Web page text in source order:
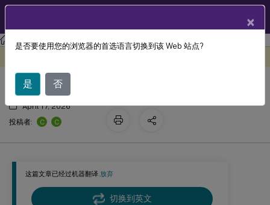
Linux 虚拟投递代理 Linux Virtual Delivery Agent 2303
这篇文章已经过机器翻译.放弃
切换到英文
已知问题
April 17, 2026
投稿者:
C C
×
是否要使用您的浏览器的首选语言切换到该 Web 站点?
是 否